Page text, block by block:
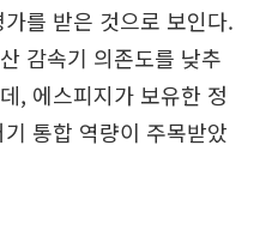
를 받은 것으로 보인다.
감속기 의존도를 낮추
, 에스피지가 보유한 정
통합 역량이 주목받았